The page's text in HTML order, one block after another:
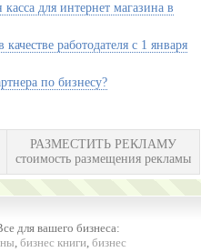
для интернет магазина в
работодателя с 1 января
по бизнесу?
РАЗМЕСТИТЬ РЕКЛАМУ
стоимость размещения рекламы
для вашего бизнеса:
,бизнес книги,бизнес